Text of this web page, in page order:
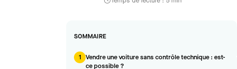
SOMMAIRE
1 Vendre une voiture sans contrôle technique : est-
ce possible ?